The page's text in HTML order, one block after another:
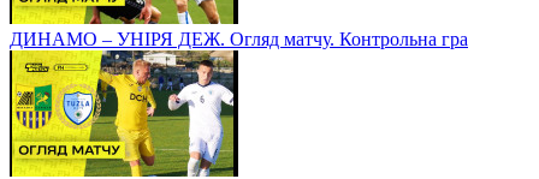
ДИНАМО – УНІРЯ ДЕЖ. Огляд матчу. Контрольна гра